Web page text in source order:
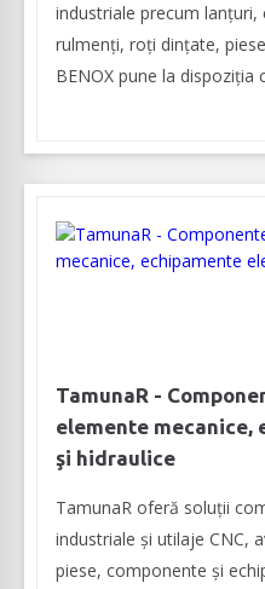
industriale precum lanţuri,
rulmenţi, roţi dinţate,
BENOX pune la dispoziția
TamunaR -
elemente mecanice,
şi hidraulice
TamunaR oferă soluții
industriale și utilaje CNC,
piese, componente şi